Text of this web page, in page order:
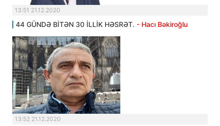
13:51 21.12.2020
44 GÜNDƏ BİTƏN 30 İLLİK HƏSRƏT. - Hacı Bəkiroğlu
13:52 21.12.2020